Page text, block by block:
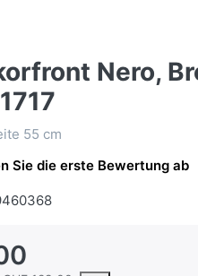
Nero,
55 cm
Sie die erste Bewertung ab